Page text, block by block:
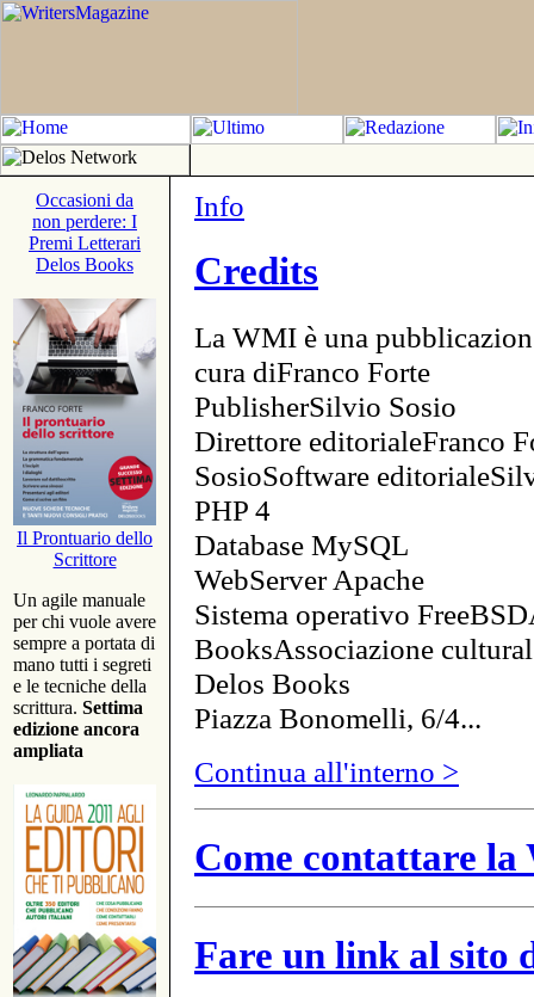
Occasioni da
non perdere: I
Premi Letterari
Delos Books
Il Prontuario dello
Scrittore
Un agile manuale
per chi vuole avere
sempre a portata di
mano tutti i segreti
e le tecniche della
scrittura. Settima
edizione ancora
ampliata
Info
Credits
La WMI è una
cura diFranco Forte
PublisherSilvio Sosio
Direttore editorialeFranco
SosioSoftware
PHP 4
Database MySQL
WebServer Apache
Sistema operativo
BooksAssociazione
Delos Books
Piazza Bonomelli, 6/4...
Continua all'interno >
Come contattare
Fare un link al sito